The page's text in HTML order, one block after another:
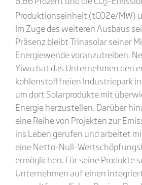
2
Produktionseinheit (tCO2e/MW)
Im Zuge des weiteren Ausbaus
Präsenz bleibt Trinasolar seiner
Energiewende voranzutreiben.
Yiwu hat das Unternehmen den
kohlenstofffreien Industriepark
um dort Solarprodukte mit
Energie herzustellen. Darüber
eine Reihe von Projekten zur
ins Leben gerufen und arbeitet
eine Netto-Null-
ermöglichen. Für seine Produkte
Unternehmen auf einen